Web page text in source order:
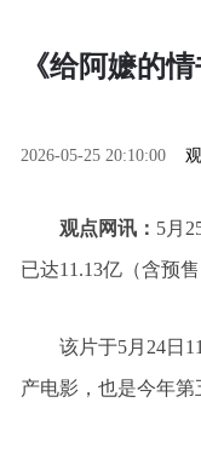
《给阿嬷的
2026-05-25 20:10:00
观点网讯： 5月
已达11.13亿（含预
该片于5月24日
产电影，也是今年第